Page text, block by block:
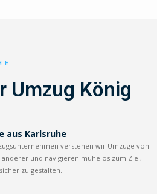
Umzug König
aus Karlsruhe
verstehen wir Umzüge von
und navigieren mühelos zum Ziel,
zu gestalten.